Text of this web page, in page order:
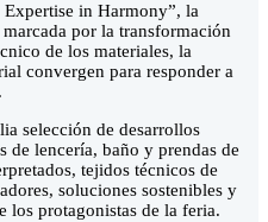
in Harmony”, la
por la transformación
de los materiales, la
convergen para responder a
selección de desarrollos
de lencería, baño y prendas de
tejidos técnicos de
soluciones sostenibles y
los protagonistas de la feria.